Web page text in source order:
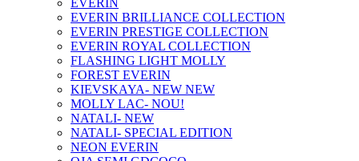
EVERIN
EVERIN BRILLIANCE COLLECTION
EVERIN PRESTIGE COLLECTION
EVERIN ROYAL COLLECTION
FLASHING LIGHT MOLLY
FOREST EVERIN
KIEVSKAYA- NEW NEW
MOLLY LAC- NOU!
NATALI- NEW
NATALI- SPECIAL EDITION
NEON EVERIN